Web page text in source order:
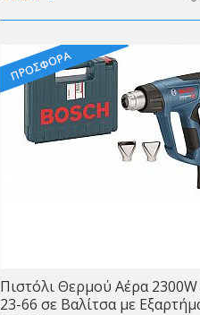
Πιστόλι Θερμού Αέρα 2300W
23-66 σε Βαλίτσα με